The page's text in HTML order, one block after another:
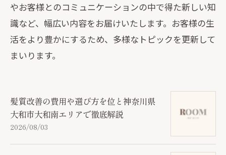
やお客様とのコミュニケーションの中で得た新しい知
識など、幅広い内容をお届けいたします。お客様の生
活をより豊かにするため、多様なトピックを更新して
まいります。
髪質改善の費用や選び方を位と神奈川県
大和市大和南エリアで徹底解説
2026/08/03